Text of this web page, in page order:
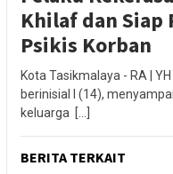
Khilaf dan Siap
Psikis Korban
Kota Tasikmalaya - RA |
berinisial I (14),
keluarga […]
BERITA TERKAIT